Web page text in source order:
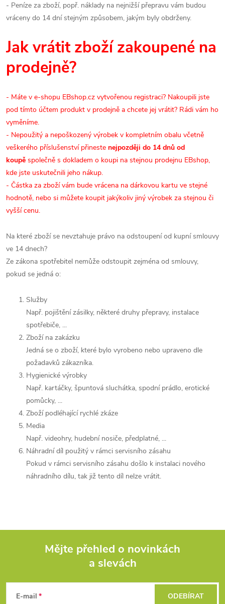
- Peníze za zboží, popř. náklady na nejnižší přepravu vám budou
vráceny do 14 dní stejným způsobem, jakým byly obdrženy.
Jak vrátit zboží zakoupené na
prodejně?
- Máte v e-shopu EBshop.cz vytvořenou registraci? Nakoupili jste
pod tímto účtem produkt v prodejně a chcete jej vrátit? Rádi vám ho
vyměníme.
- Nepoužitý a nepoškozený výrobek v kompletním obalu včetně
veškerého příslušenství přineste nejpozději do 14 dnů od
koupě společně s dokladem o koupi na stejnou prodejnu EBshop,
kde jste uskutečnili jeho nákup.
- Částka za zboží vám bude vrácena na dárkovou kartu ve stejné
hodnotě, nebo si můžete koupit jakýkoliv jiný výrobek za stejnou či
vyšší cenu.
Na které zboží se nevztahuje právo na odstoupení od kupní smlouvy
ve 14 dnech?
Ze zákona spotřebitel nemůže odstoupit zejména od smlouvy,
pokud se jedná o:
Služby
Např. pojištění zásilky, některé druhy přepravy, instalace
spotřebiče, ...
Zboží na zakázku
Jedná se o zboží, které bylo vyrobeno nebo upraveno dle
požadavků zákazníka.
Hygienické výrobky
Např. kartáčky, špuntová sluchátka, spodní prádlo, erotické
pomůcky, ...
Zboží podléhající rychlé zkáze
Media
Např. videohry, hudební nosiče, předplatné, ...
Náhradní díl použitý v rámci servisního zásahu
Pokud v rámci servisního zásahu došlo k instalaci nového
náhradního dílu, tak již tento díl nelze vrátit.
Mějte přehled o novinkách
a slevách
E-mail ODEBÍRAT